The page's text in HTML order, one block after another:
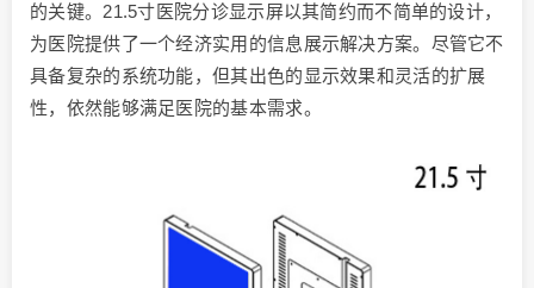
的关键。21.5寸医院分诊显示屏以其简约而不简单的设计，
为医院提供了一个经济实用的信息展示解决方案。尽管它不
具备复杂的系统功能，但其出色的显示效果和灵活的扩展
性，依然能够满足医院的基本需求。